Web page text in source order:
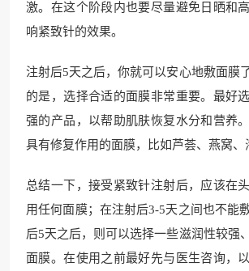
激。在这个阶段内也要尽量避免日晒和
响紧致针的效果。
注射后5天之后，你就可以安心地敷面膜
的是，选择合适的面膜非常重要。最好
强的产品，以帮助肌肤恢复水分和营养
具有修复作用的面膜，比如芦荟、燕窝、
总结一下，接受紧致针注射后，应该在
用任何面膜；在注射后3-5天之间也不能
后5天之后，则可以选择一些滋润性较强
面膜。在使用之前最好先与医生咨询，